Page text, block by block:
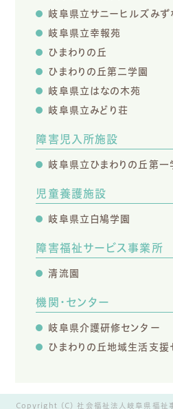
岐阜県立サニーヒルズみず
岐阜県立幸報苑
ひまわりの丘
ひまわりの丘第二学園
岐阜県立はなの木苑
岐阜県立みどり荘
障害児入所施設
岐阜県立ひまわりの丘第一
児童養護施設
岐阜県立白鳩学園
障害福祉サービス事業所
清流園
機関・センター
岐阜県介護研修センター
ひまわりの丘地域生活支援
Copyright (C) 社会福祉法人岐阜県福祉